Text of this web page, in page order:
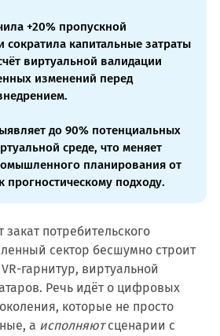
+20% пропускной
сократила капитальные затраты
виртуальной валидации
изменений перед
до 90% потенциальных
среде, что меняет
планирования от
прогностическому подходу.
потребительского
сектор бесшумно строит
гарнитур, виртуальной
Речь идёт о цифровых
которые не просто
а исполняютсценарии с